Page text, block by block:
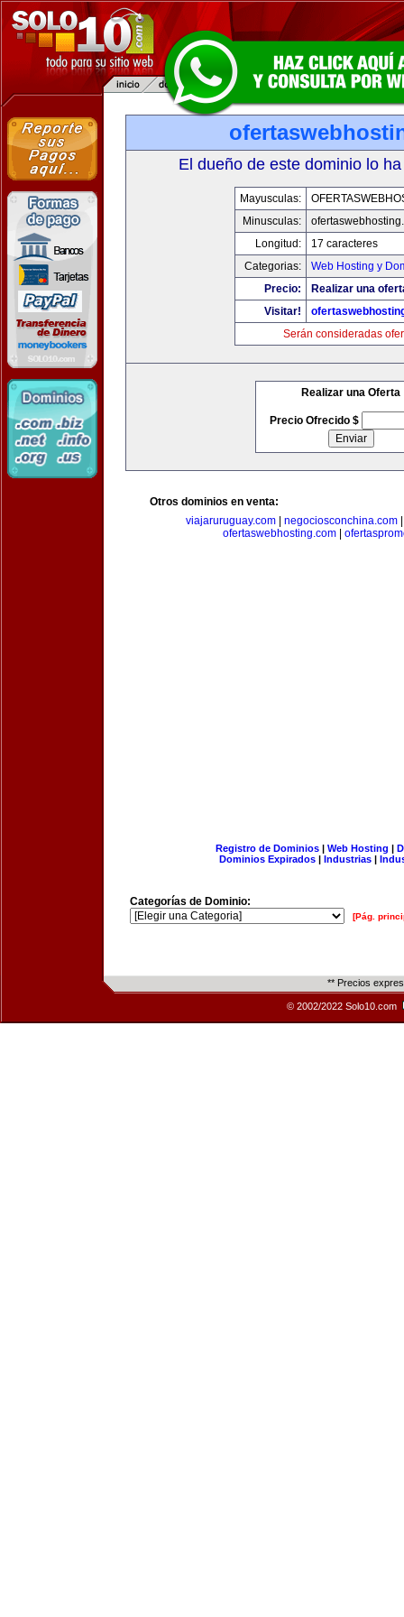
El dueño de este dominio lo
Mayusculas:
Minusculas:
Longitud:
17 caracteres
Categorias:
Web Hosting y
Precio:
Realizar una
Visitar!
Serán consideradas
Realizar una Oferta
Precio Ofrecido $
Otros dominios en venta:
viajaruruguay.com| negociosconchina.com
ofertaswebhosting.com|
Registro de Dominios| Web Hosting |
Dominios Expirados | Industrias |
Categorías de Dominio:
[Pág.
** Precios
© 2002/2022 Solo10.com